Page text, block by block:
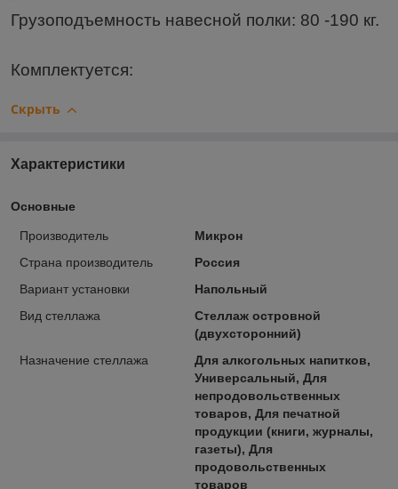
Грузоподъемность навесной полки: 80 -190 кг.
Комплектуется:
Скрыть
Характеристики
Основные
Производитель
Микрон
Страна производитель
Россия
Вариант установки
Напольный
Вид стеллажа
Стеллаж островной
(двухсторонний)
Назначение стеллажа
Для алкогольных напитков,
Универсальный, Для
непродовольственных
товаров, Для печатной
продукции (книги, журналы,
газеты), Для
продовольственных
товаров